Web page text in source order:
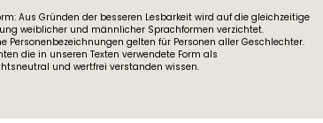
Aus Gründen der besseren Lesbarkeit wird auf die gleichzeitige
weiblicher und männlicher Sprachformen verzichtet.
Personenbezeichnungen gelten für Personen aller Geschlechter.
die in unseren Texten verwendete Form als
und wertfrei verstanden wissen.